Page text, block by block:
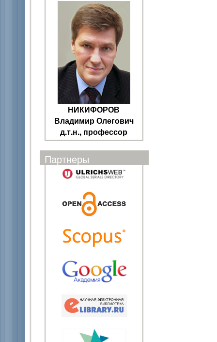
НИКИФОРОВ
Владимир Олегович
д.т.н., профессор
Партнеры